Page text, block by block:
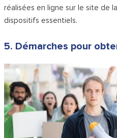
réalisées en ligne sur le site de
dispositifs essentiels.
5. Démarches pour